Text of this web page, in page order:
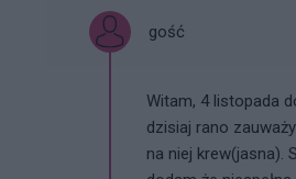
gość
Witam, 4 listopada
dzisiaj rano
na niej krew(jasna).